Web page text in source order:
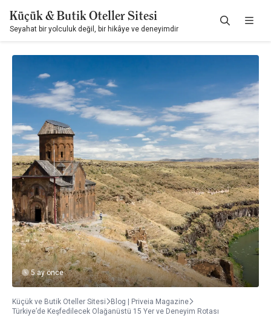
Küçük & Butik Oteller Sitesi
Seyahat bir yolculuk değil, bir hikâye ve deneyimdir
5 ay önce
Küçük ve Butik Oteller Sitesi
Blog | Priveia Magazine
Türkiye’de Keşfedilecek Olağanüstü 15 Yer ve Deneyim Rotası